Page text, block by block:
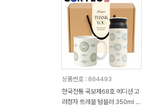
상품번호 : 864493
한국전통 국보제68호 에디션 고
려청자 트레블 텀블러 350ml 도